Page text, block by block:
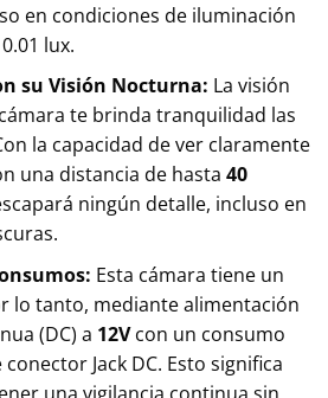
en condiciones de iluminación
lux.
su Visión Nocturna: La visión
te brinda tranquilidad las
la capacidad de ver claramente
una distancia de hasta 40
ningún detalle, incluso en
Esta cámara tiene un
lo tanto, mediante alimentación
(DC) a 12Vcon un consumo
Jack DC. Esto significa